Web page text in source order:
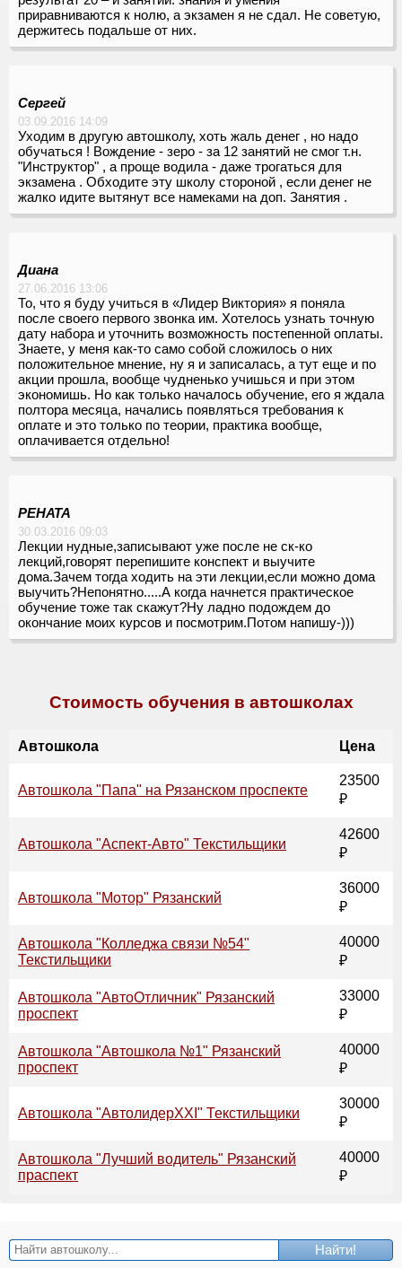
приравниваются к нолю, а экзамен я не сдал. Не советую,
держитесь подальше от них.
Сергей
03.09.2016 14:09
Уходим в другую автошколу, хоть жаль денег , но надо
обучаться ! Вождение - зеро - за 12 занятий не смог т.н.
"Инструктор" , а проще водила - даже трогаться для
экзамена . Обходите эту школу стороной , если денег не
жалко идите вытянут все намеками на доп. Занятия .
Диана
27.06.2016 13:06
То, что я буду учиться в «Лидер Виктория» я поняла
после своего первого звонка им. Хотелось узнать точную
дату набора и уточнить возможность постепенной оплаты.
Знаете, у меня как-то само собой сложилось о них
положительное мнение, ну я и записалась, а тут еще и по
акции прошла, вообще чудненько учишься и при этом
экономишь. Но как только началось обучение, его я ждала
полтора месяца, начались появляться требования к
оплате и это только по теории, практика вообще,
оплачивается отдельно!
РЕНАТА
30.03.2016 09:03
Лекции нудные,записывают уже после не ск-ко
лекций,говорят перепишите конспект и выучите
дома.Зачем тогда ходить на эти лекции,если можно дома
выучить?Непонятно.....А когда начнется практическое
обучение тоже так скажут?Ну ладно подождем до
окончание моих курсов и посмотрим.Потом напишу-)))
Стоимость обучения в автошколах
Автошкола Цена
Автошкола "Папа" на Рязанском проспекте
23500
₽
Автошкола "Аспект-Авто" Текстильщики
42600
₽
Автошкола "Мотор" Рязанский
36000
₽
Автошкола "Колледжа связи №54"
Текстильщики
40000
₽
Автошкола "АвтоОтличник" Рязанский
проспект
33000
₽
Автошкола "Автошкола №1" Рязанский
проспект
40000
₽
Автошкола "АвтолидерХХI" Текстильщики
30000
₽
Автошкола "Лучший водитель" Рязанский
праспект
40000
₽
Найти!